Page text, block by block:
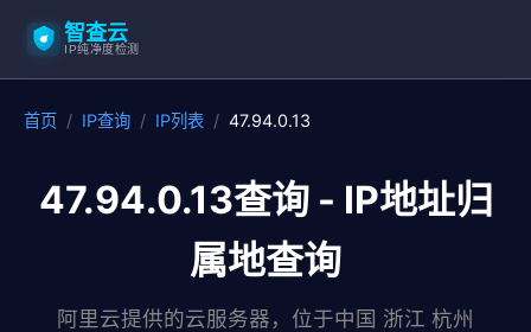
智查云
IP纯净度检测
首页 / IP查询 / IP列表 / 47.94.0.13
47.94.0.13查询 - IP地址归
属地查询
阿里云提供的云服务器，位于中国 浙江 杭州